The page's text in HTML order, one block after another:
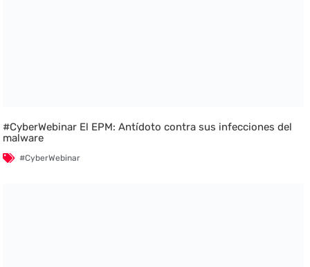
#CyberWebinar El EPM: Antídoto contra sus infecciones del
malware
#CyberWebinar